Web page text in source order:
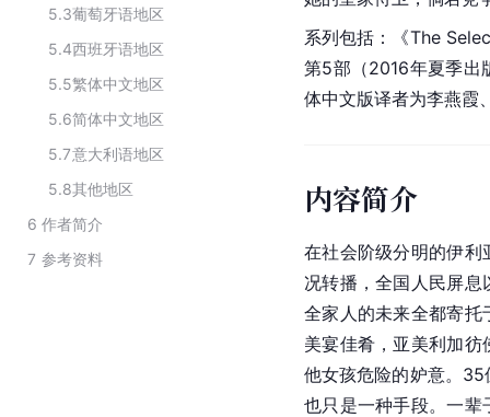
5.3葡萄牙语地区
5.4西班牙语地区
5.5繁体中文地区
5.6简体中文地区
5.7意大利语地区
5.8其他地区
6 作者简介
7 参考资料
系列包括：《The
第5部（2016年夏季出
体中文版译者为李燕霞
内容简介
在社会阶级分明的伊利
况转播，全国人民屏息
全家人的未来全都寄托
美宴佳肴，亚美利加
他女孩危险的妒意。
也只是一种手段。一辈